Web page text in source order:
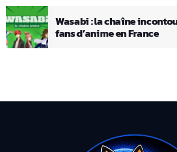
Wasabi : la chaîne
fans d’anime en France